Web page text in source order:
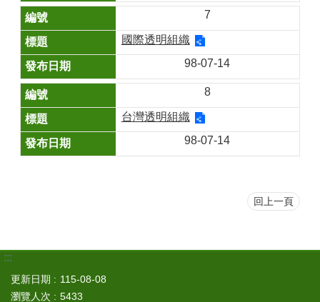
7
國際透明組織
98-07-14
8
台灣透明組織
98-07-14
回上一頁
:::
更新日期
115-08-08
瀏覽人次
5433